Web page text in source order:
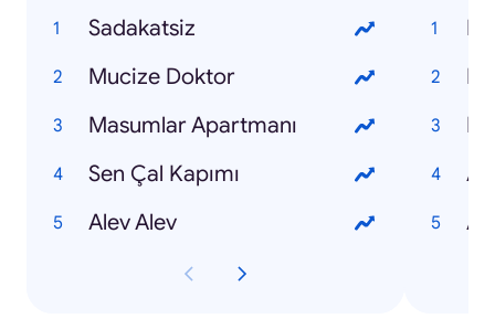
Sadakatsiz
Mucize Doktor
Masumlar Apartmanı
Sen Çal Kapımı
Alev Alev